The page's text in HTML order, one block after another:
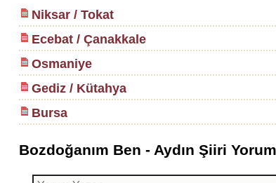
Niksar / Tokat
Ecebat / Çanakkale
Osmaniye
Gediz / Kütahya
Bursa
Bozdoğanım Ben - Aydın Şiiri